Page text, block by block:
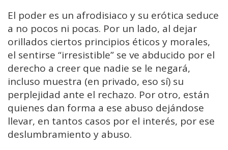
El poder es un afrodisiaco y su erótica seduce
a no pocos ni pocas. Por un lado, al dejar
orillados ciertos principios éticos y morales,
el sentirse “irresistible” se ve abducido por el
derecho a creer que nadie se le negará,
incluso muestra (en privado, eso sí) su
perplejidad ante el rechazo. Por otro, están
quienes dan forma a ese abuso dejándose
llevar, en tantos casos por el interés, por ese
deslumbramiento y abuso.